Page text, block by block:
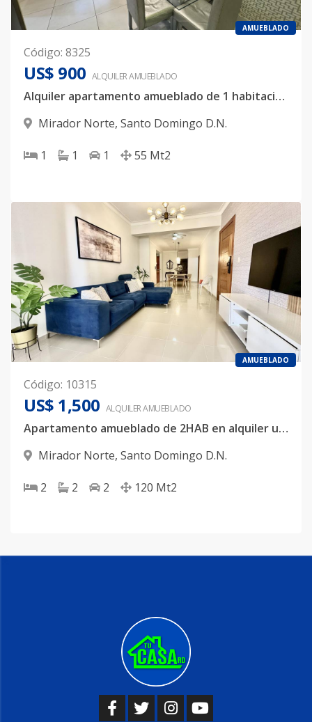
AMUEBLADO
Código: 8325
US$ 900 ALQUILERAMUEBLADO
Alquiler apartamento amueblado de 1 habitación en Mirador Norte con áreas sociales : Terraza con Jacuzzi, Gimnasio
Mirador Norte, Santo Domingo D.N.
1 1 1 55 Mt2
AMUEBLADO
Código: 10315
US$ 1,500 ALQUILERAMUEBLADO
Apartamento amueblado de 2HAB en alquiler ubicado en Mirador Norte
Mirador Norte, Santo Domingo D.N.
2 2 2 120 Mt2